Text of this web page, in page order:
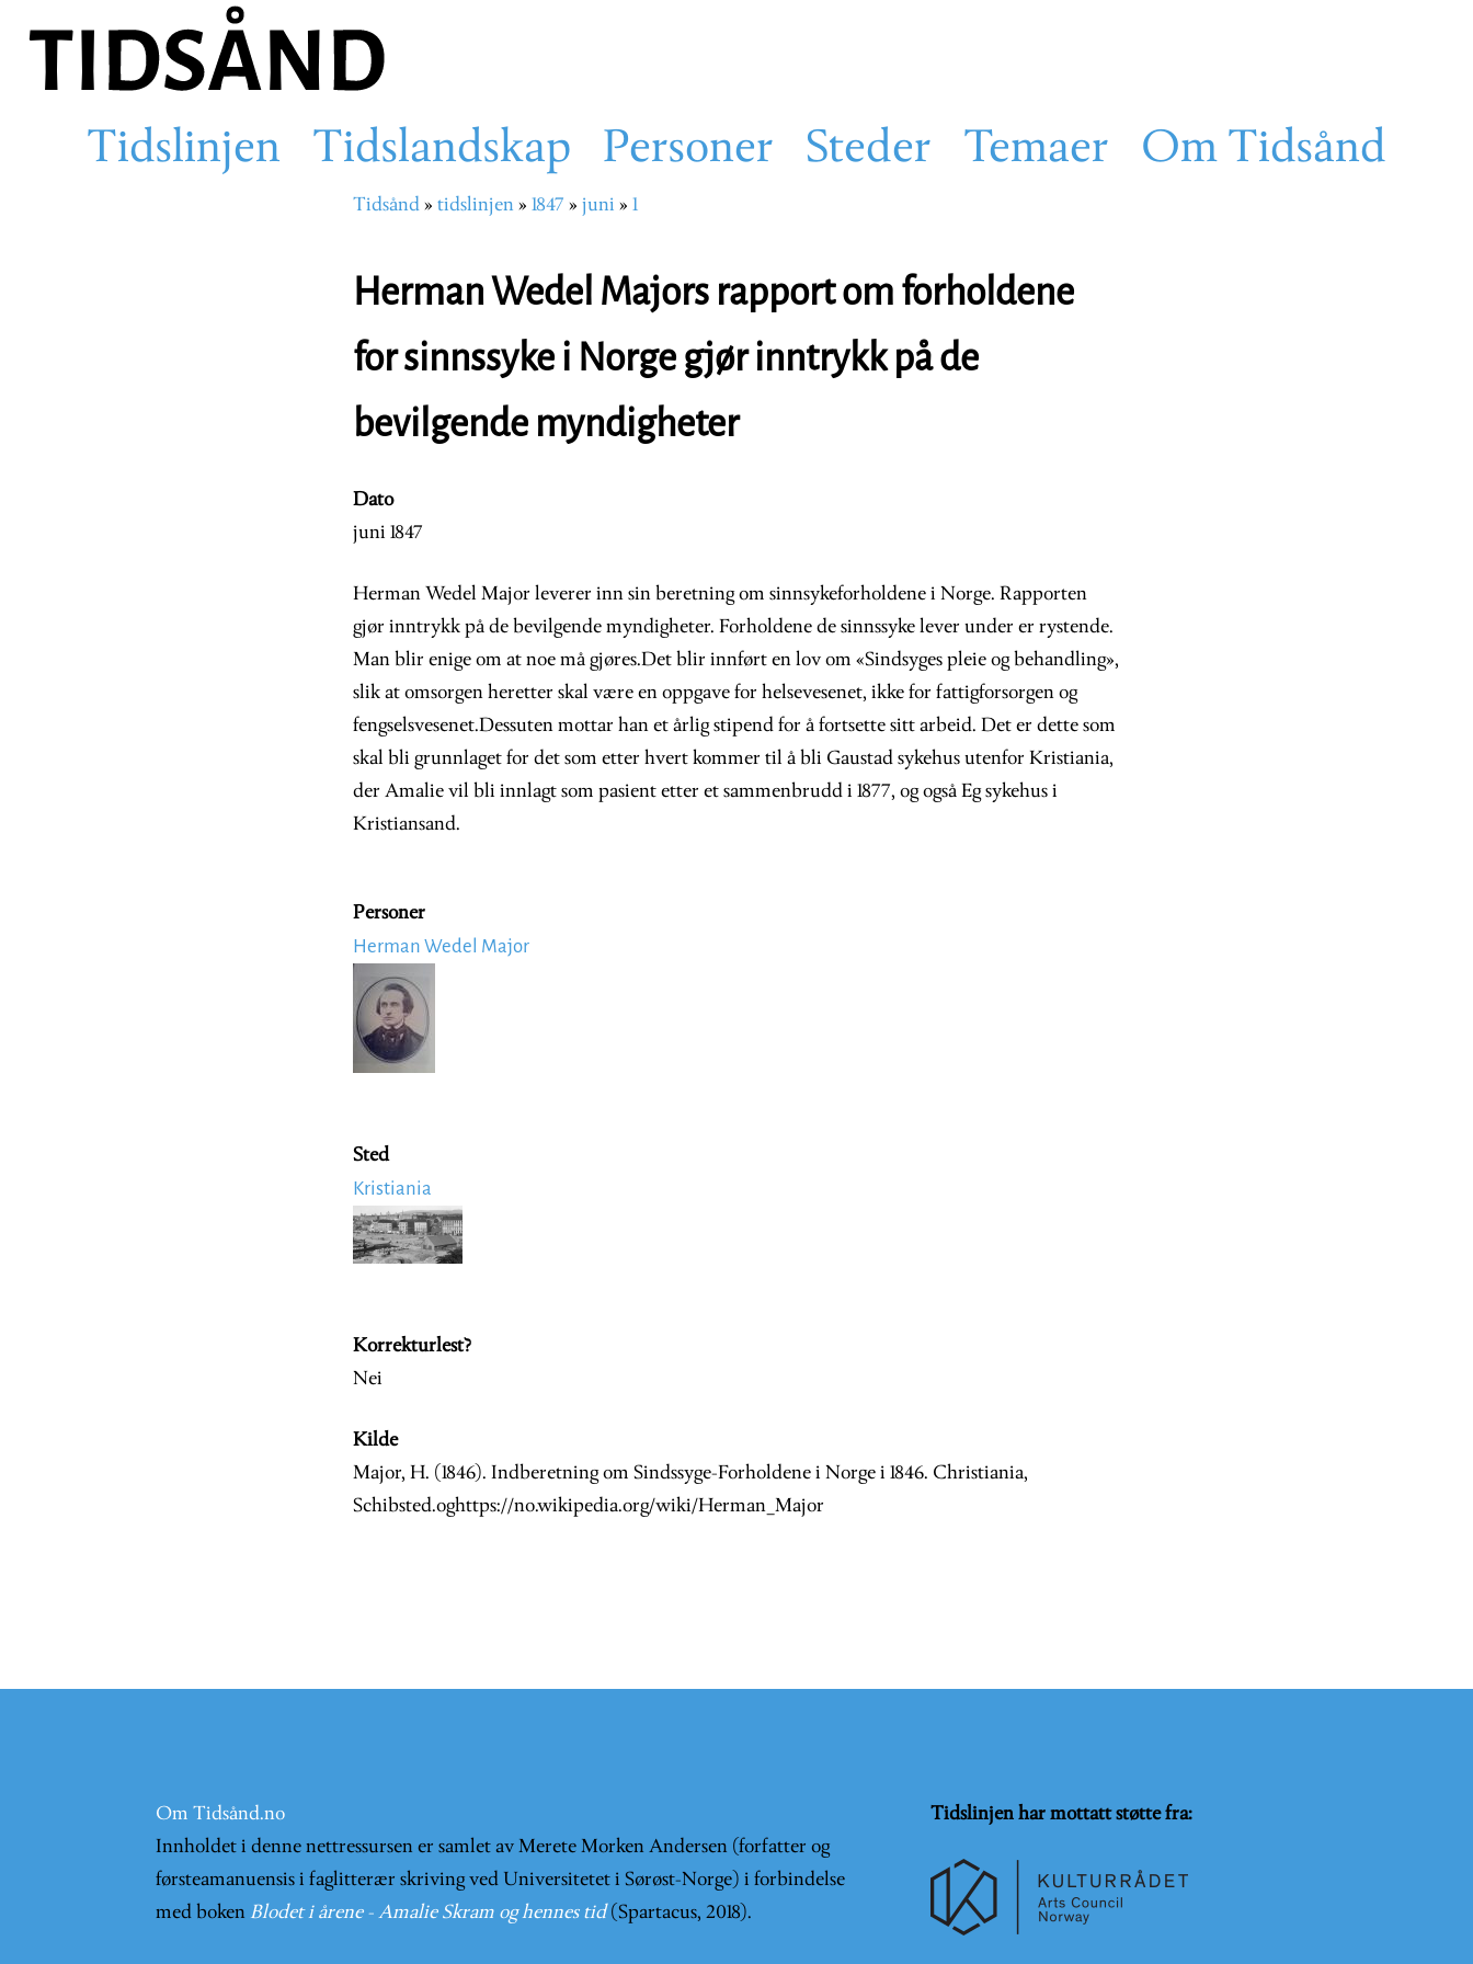
hovedinnhold
Main
Tidslinjen Tidslandskap Personer Steder Temaer Om Tidsånd
Navigasjonssti
Tidsånd tidslinjen 1847 juni 1
Herman Wedel Majors rapport om forholdene
for sinnssyke i Norge gjør inntrykk på de
bevilgende myndigheter
Dato
juni 1847
Herman Wedel Major leverer inn sin beretning om sinnsykeforholdene i Norge. Rapporten
gjør inntrykk på de bevilgende myndigheter. Forholdene de sinnssyke lever under er rystende.
Man blir enige om at noe må gjøres.Det blir innført en lov om «Sindsyges pleie og behandling»,
slik at omsorgen heretter skal være en oppgave for helsevesenet, ikke for fattigforsorgen og
fengselsvesenet.Dessuten mottar han et årlig stipend for å fortsette sitt arbeid. Det er dette som
skal bli grunnlaget for det som etter hvert kommer til å bli Gaustad sykehus utenfor Kristiania,
der Amalie vil bli innlagt som pasient etter et sammenbrudd i 1877, og også Eg sykehus i
Kristiansand.
Personer
Herman Wedel Major
Image
Sted
Kristiania
Image
Korrekturlest?
Nei
Kilde
Major, H. (1846). Indberetning om Sindssyge-Forholdene i Norge i 1846. Christiania,
Schibsted.oghttps://no.wikipedia.org/wiki/Herman_Major
Om Tidsånd.no
Innholdet i denne nettressursen er samlet av Merete Morken Andersen (forfatter og
førsteamanuensis i faglitterær skriving ved Universitetet i Sørøst-Norge) i forbindelse
med boken Blodet i årene - Amalie Skram og hennes tid (Spartacus, 2018).
Tidslinjen har mottatt støtte fra: